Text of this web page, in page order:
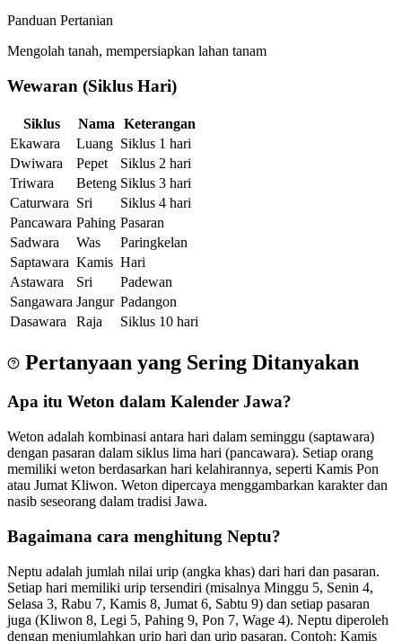
Panduan Pertanian
Mengolah tanah, mempersiapkan lahan tanam
Wewaran (Siklus Hari)
Siklus Nama
Keterangan
Ekawara
Luang Siklus 1 hari
Dwiwara
Pepet
Siklus 2 hari
Triwara
Beteng Siklus 3 hari
Caturwara Sri
Siklus 4 hari
Pancawara Pahing Pasaran
Sadwara
Was
Paringkelan
Saptawara Kamis Hari
Astawara
Sri
Padewan
Sangawara Jangur Padangon
Dasawara
Raja Siklus 10 hari
Pertanyaan yang Sering Ditanyakan
Apa itu Weton dalam Kalender Jawa?
Weton adalah kombinasi antara hari dalam seminggu (saptawara)
dengan pasaran dalam siklus lima hari (pancawara). Setiap orang
memiliki weton berdasarkan hari kelahirannya, seperti Kamis Pon
atau Jumat Kliwon. Weton dipercaya menggambarkan karakter dan
nasib seseorang dalam tradisi Jawa.
Bagaimana cara menghitung Neptu?
Neptu adalah jumlah nilai urip (angka khas) dari hari dan pasaran.
Setiap hari memiliki urip tersendiri (misalnya Minggu 5, Senin 4,
Selasa 3, Rabu 7, Kamis 8, Jumat 6, Sabtu 9) dan setiap pasaran
juga (Kliwon 8, Legi 5, Pahing 9, Pon 7, Wage 4). Neptu diperoleh
dengan menjumlahkan urip hari dan urip pasaran. Contoh: Kamis